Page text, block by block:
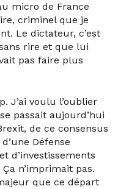
micro de France
criminel que je
Le dictateur, c’est
rire et que lui
pas faire plus
J’ai voulu l’oublier
passait aujourd’hui
de ce consensus
Défense
d’investissements
n’imprimait pas.
que ce départ